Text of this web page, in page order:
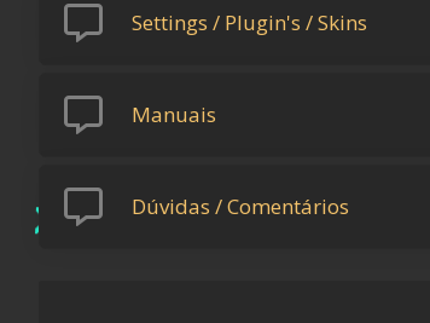
Settings / Plugin's / Skins
Manuais
Dúvidas / Comentários